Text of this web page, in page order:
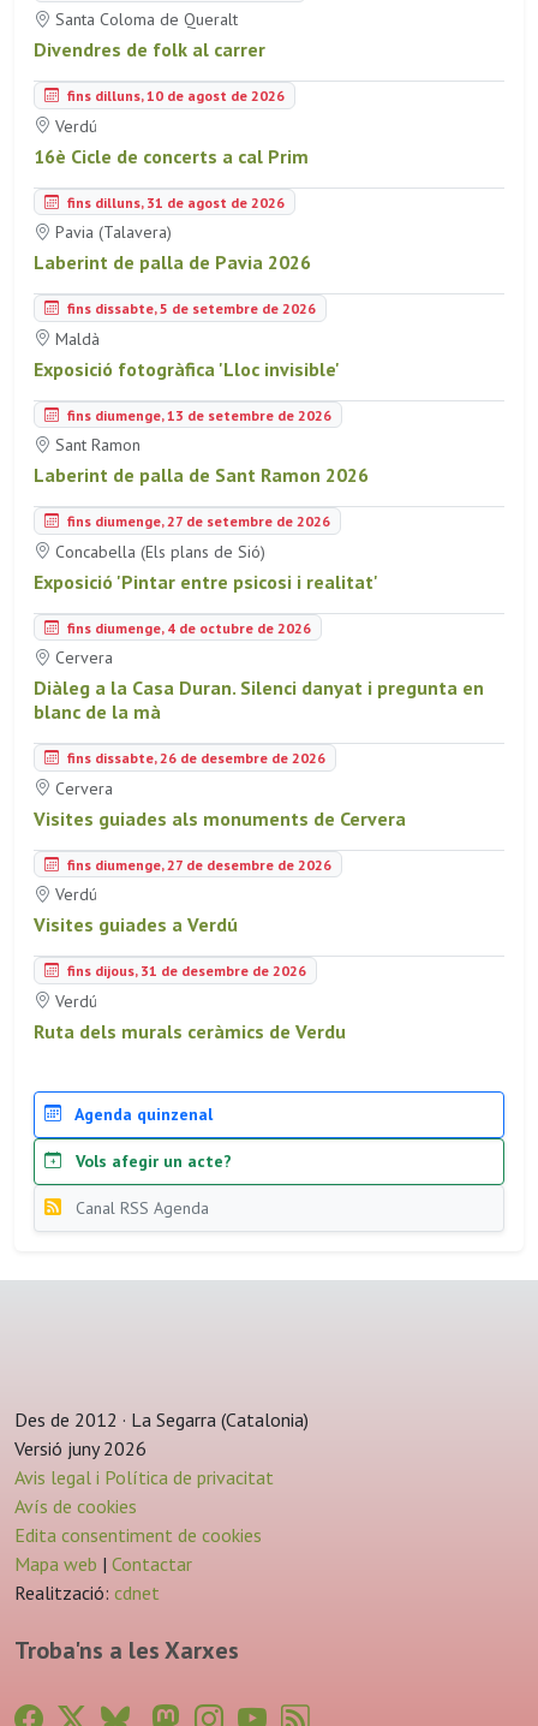
Santa Coloma de Queralt
Divendres de folk al carrer
fins dilluns, 10 de agost de 2026
Verdú
16è Cicle de concerts a cal Prim
fins dilluns, 31 de agost de 2026
Pavia (Talavera)
Laberint de palla de Pavia 2026
fins dissabte, 5 de setembre de 2026
Maldà
Exposició fotogràfica 'Lloc invisible'
fins diumenge, 13 de setembre de 2026
Sant Ramon
Laberint de palla de Sant Ramon 2026
fins diumenge, 27 de setembre de 2026
Concabella (Els plans de Sió)
Exposició 'Pintar entre psicosi i realitat'
fins diumenge, 4 de octubre de 2026
Cervera
Diàleg a la Casa Duran. Silenci danyat i pregunta en
blanc de la mà
fins dissabte, 26 de desembre de 2026
Cervera
Visites guiades als monuments de Cervera
fins diumenge, 27 de desembre de 2026
Verdú
Visites guiades a Verdú
fins dijous, 31 de desembre de 2026
Verdú
Ruta dels murals ceràmics de Verdu
Agenda quinzenal
Vols afegir un acte?
Canal RSS Agenda
Des de 2012 · La Segarra (Catalonia)
Versió juny 2026
Avis legal i Política de privacitat
Avís de cookies
Edita consentiment de cookies
Mapa web | Contactar
Realització: cdnet
Troba'ns a les Xarxes